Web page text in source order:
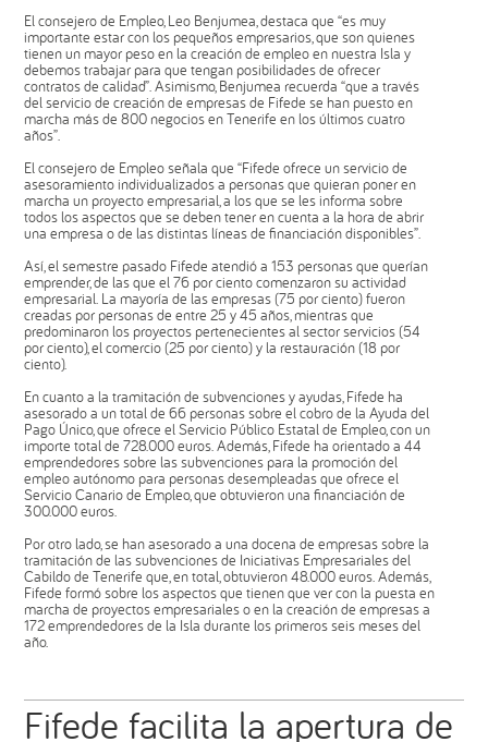
El consejero de Empleo, Leo Benjumea, destaca que “es muy
importante estar con los pequeños empresarios, que son quienes
tienen un mayor peso en la creación de empleo en nuestra Isla y
debemos trabajar para que tengan posibilidades de ofrecer
contratos de calidad”. Asimismo, Benjumea recuerda “que a través
del servicio de creación de empresas de Fifede se han puesto en
marcha más de 800 negocios en Tenerife en los últimos cuatro
años”.
El consejero de Empleo señala que “Fifede ofrece un servicio de
asesoramiento individualizados a personas que quieran poner en
marcha un proyecto empresarial, a los que se les informa sobre
todos los aspectos que se deben tener en cuenta a la hora de abrir
una empresa o de las distintas líneas de financiación disponibles”.
Así, el semestre pasado Fifede atendió a 153 personas que querían
emprender, de las que el 76 por ciento comenzaron su actividad
empresarial. La mayoría de las empresas (75 por ciento) fueron
creadas por personas de entre 25 y 45 años, mientras que
predominaron los proyectos pertenecientes al sector servicios (54
por ciento), el comercio (25 por ciento) y la restauración (18 por
ciento).
En cuanto a la tramitación de subvenciones y ayudas, Fifede ha
asesorado a un total de 66 personas sobre el cobro de la Ayuda del
Pago Único, que ofrece el Servicio Público Estatal de Empleo, con un
importe total de 728.000 euros. Además, Fifede ha orientado a 44
emprendedores sobre las subvenciones para la promoción del
empleo autónomo para personas desempleadas que ofrece el
Servicio Canario de Empleo, que obtuvieron una financiación de
300.000 euros.
Por otro lado, se han asesorado a una docena de empresas sobre la
tramitación de las subvenciones de Iniciativas Empresariales del
Cabildo de Tenerife que, en total, obtuvieron 48.000 euros. Además,
Fifede formó sobre los aspectos que tienen que ver con la puesta en
marcha de proyectos empresariales o en la creación de empresas a
172 emprendedores de la Isla durante los primeros seis meses del
año.
Fifede facilita la apertura de